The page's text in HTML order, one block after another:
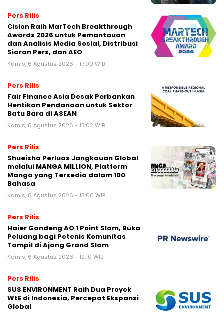
Pers Rilis
Cision Raih MarTech Breakthrough
Awards 2026 untuk Pemantauan
dan Analisis Media Sosial, Distribusi
Siaran Pers, dan AEO
Kamis, 6 Agustus 2026 - 17:00 WIB
Pers Rilis
Fair Finance Asia Desak Perbankan
Hentikan Pendanaan untuk Sektor
Batu Bara di ASEAN
Kamis, 6 Agustus 2026 - 13:02 WIB
Pers Rilis
Shueisha Perluas Jangkauan Global
melalui MANGA MILLION, Platform
Manga yang Tersedia dalam 100
Bahasa
Kamis, 6 Agustus 2026 - 13:00 WIB
Pers Rilis
Haier Gandeng AO 1 Point Slam, Buka
Peluang bagi Petenis Komunitas
Tampil di Ajang Grand Slam
Kamis, 6 Agustus 2026 - 12:10 WIB
Pers Rilis
SUS ENVIRONMENT Raih Dua Proyek
WtE di Indonesia, Percepat Ekspansi
Global